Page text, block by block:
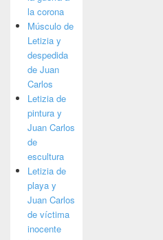
la corona
Músculo de
Letizia y
despedida
de Juan
Carlos
Letizia de
pintura y
Juan Carlos
de
escultura
Letizia de
playa y
Juan Carlos
de víctima
inocente